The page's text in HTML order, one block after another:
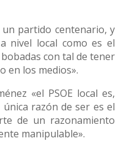
un partido centenario, y
nivel local como es el
con tal de tener
en los medios».
«el PSOE local es,
razón de ser es el
de un razonamiento
manipulable».